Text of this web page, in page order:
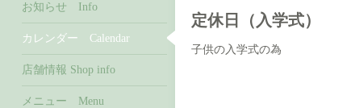
定休日（入学式）
子供の入学式の為
お知らせ Info
カレンダー Calendar
店舗情報 Shop info
メニュー Menu